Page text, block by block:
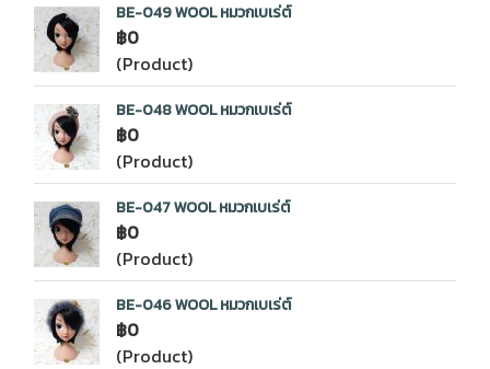
BE-049 WOOL หมวกเบเร่ต์
฿0
(Product)
BE-048 WOOL หมวกเบเร่ต์
฿0
(Product)
BE-047 WOOL หมวกเบเร่ต์
฿0
(Product)
BE-046 WOOL หมวกเบเร่ต์
฿0
(Product)